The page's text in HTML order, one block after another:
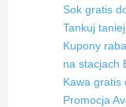
Sok gratis
Tankuj
Kupony
na stacjach
Kawa gratis
Promocja